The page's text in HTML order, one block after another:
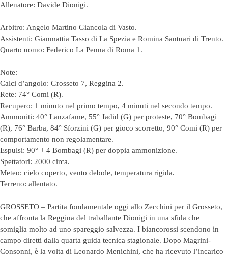
Allenatore: Davide Dionigi.
Arbitro: Angelo Martino Giancola di Vasto.
Assistenti: Gianmattia Tasso di La Spezia e Romina Santuari di Trento.
Quarto uomo: Federico La Penna di Roma 1.
Note:
Calci d’angolo: Grosseto 7, Reggina 2.
Rete: 74° Comi (R).
Recupero: 1 minuto nel primo tempo, 4 minuti nel secondo tempo.
Ammoniti: 40° Lanzafame, 55° Jadid (G) per proteste, 70° Bombagi
(R), 76° Barba, 84° Sforzini (G) per gioco scorretto, 90° Comi (R) per
comportamento non regolamentare.
Espulsi: 90° + 4 Bombagi (R) per doppia ammonizione.
Spettatori: 2000 circa.
Meteo: cielo coperto, vento debole, temperatura rigida.
Terreno: allentato.
GROSSETO – Partita fondamentale oggi allo Zecchini per il Grosseto,
che affronta la Reggina del traballante Dionigi in una sfida che
somiglia molto ad uno spareggio salvezza. I biancorossi scendono in
campo diretti dalla quarta guida tecnica stagionale. Dopo Magrini-
Consonni, è la volta di Leonardo Menichini, che ha ricevuto l’incarico